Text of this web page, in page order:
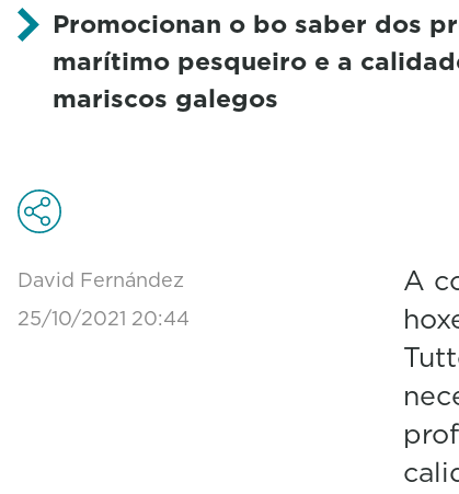
Promocionan o bo saber dos
marítimo pesqueiro e a
mariscos galegos
David Fernández
25/10/2021 20:44
A